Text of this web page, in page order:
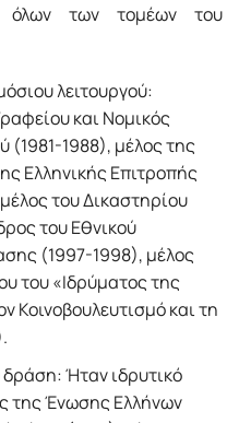
όλων των τομέων του
λειτουργού:
και Νομικός
1988), μέλος της
Ελληνικής Επιτροπής
του Δικαστηρίου
του Εθνικού
(1997-1998), μέλος
του «Ιδρύματος της
Κοινοβουλευτισμό και τη
Ήταν ιδρυτικό
της Ένωσης Ελλήνων